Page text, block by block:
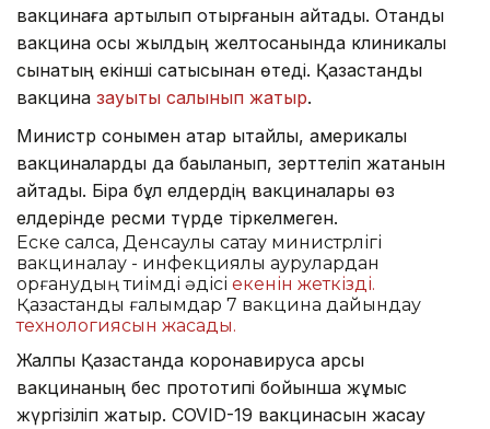
вакцинаға артылып отырғанын айтады. Отандық
вакцина осы жылдың желтоқсанында клиникалық
сынақтың екінші сатысынан өтеді. Қазақстандық
вакцина зауыты салынып жатыр.
Министр сонымен қатар қытайлық, америкалық
вакциналарды да бақыланып, зерттеліп жатқанын
айтады. Бірақ бұл елдердің вакциналары өз
елдерінде ресми түрде тіркелмеген.
Еске салсақ, Денсаулық сақтау министрлігі
вакциналау - инфекциялық аурулардан
қорғанудың тиімді әдісі екенін жеткізді.
Қазақстандық ғалымдар 7 вакцина дайындау
технологиясын жасады.
Жалпы Қазақстанда коронавирусқа қарсы
вакцинаның бес прототипі бойынша жұмыс
жүргізіліп жатыр. COVID-19 вакцинасын жасау